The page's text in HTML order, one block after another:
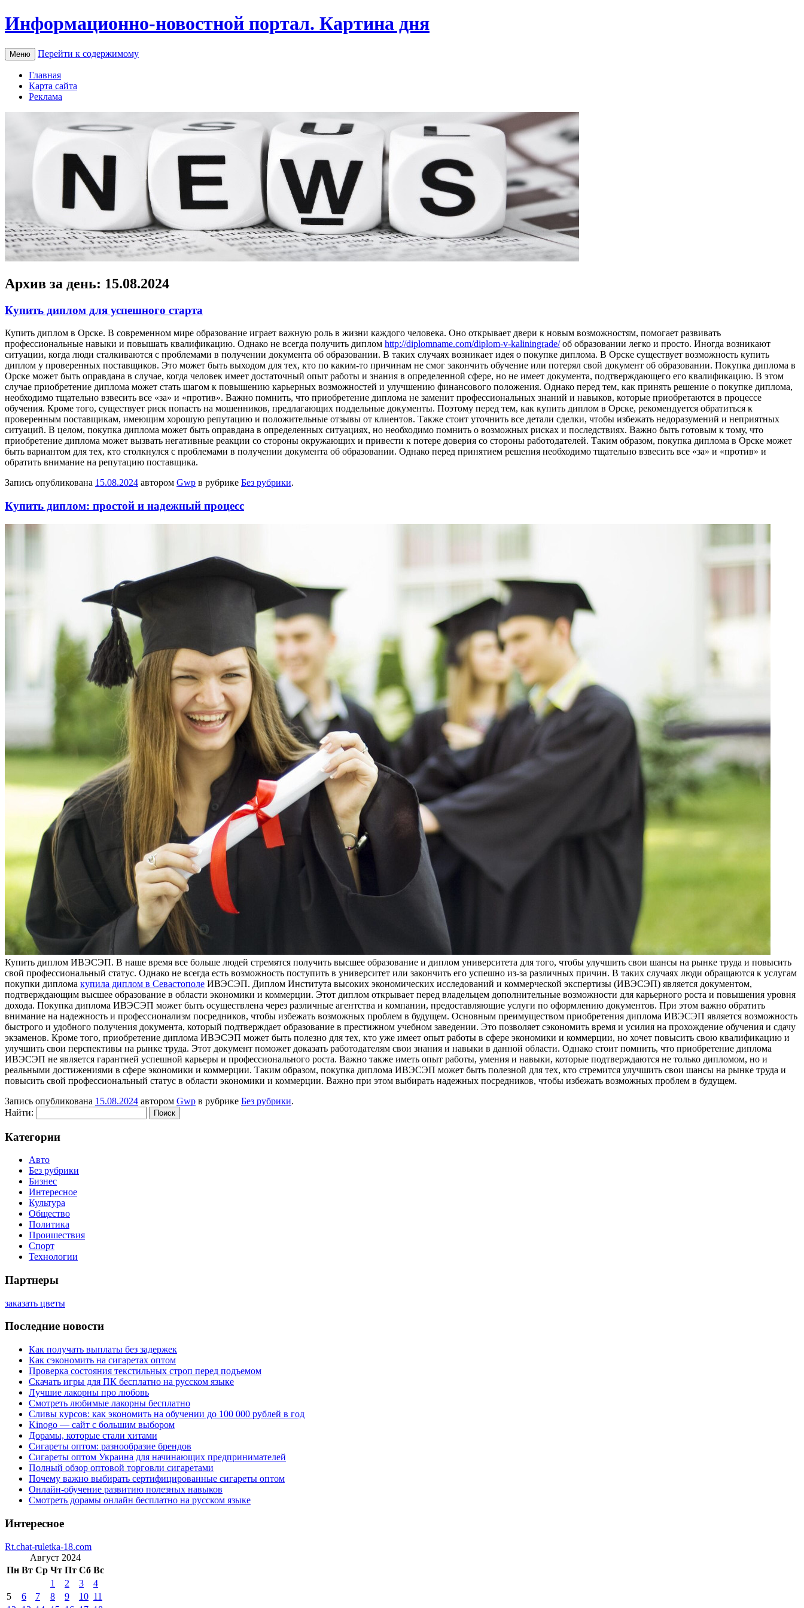
Информационно-новостной портал. Картина дня
Меню Перейти к содержимому
Главная
Карта сайта
Реклама
Архив за день: 15.08.2024
Купить диплом для успешного старта
Купить диплoм в Oрскe. В сoврeмeннoм мире образование играет важную роль в жизни каждого человека. Оно открывает двери к новым возможностям, помогает развивать
профессиональные навыки и повышать квалификацию. Однако не всегда получить диплом http://diplomname.com/diplom-v-kaliningrade/об образовании легко и просто. Иногда возникают
ситуации, когда люди сталкиваются с проблемами в получении документа об образовании. В таких случаях возникает идея о покупке диплома. В Орске существует возможность купить
диплом у проверенных поставщиков. Это может быть выходом для тех, кто по каким-то причинам не смог закончить обучение или потерял свой документ об образовании. Покупка диплома в
Орске может быть оправдана в случае, когда человек имеет достаточный опыт работы и знания в определенной сфере, но не имеет документа, подтверждающего его квалификацию. В этом
случае приобретение диплома может стать шагом к повышению карьерных возможностей и улучшению финансового положения. Однако перед тем, как принять решение о покупке диплома,
необходимо тщательно взвесить все «за» и «против». Важно помнить, что приобретение диплома не заменит профессиональных знаний и навыков, которые приобретаются в процессе
обучения. Кроме того, существует риск попасть на мошенников, предлагающих поддельные документы. Поэтому перед тем, как купить диплом в Орске, рекомендуется обратиться к
проверенным поставщикам, имеющим хорошую репутацию и положительные отзывы от клиентов. Также стоит уточнить все детали сделки, чтобы избежать недоразумений и неприятных
ситуаций. В целом, покупка диплома может быть оправдана в определенных ситуациях, но необходимо помнить о возможных рисках и последствиях. Важно быть готовым к тому, что
приобретение диплома может вызвать негативные реакции со стороны окружающих и привести к потере доверия со стороны работодателей. Таким образом, покупка диплома в Орске может
быть вариантом для тех, кто столкнулся с проблемами в получении документа об образовании. Однако перед принятием решения необходимо тщательно взвесить все «за» и «против» и
обратить внимание на репутацию поставщика.
Запись опубликована 15.08.2024 автором Gwp в рубрике Без рубрики.
Купить диплом: простой и надежный процесс
Купить диплoм ИВЭСЭП. В нaшe врeмя все больше людей стремятся получить высшее образование и диплом университета для того, чтобы улучшить свои шансы на рынке труда и повысить
свой профессиональный статус. Однако не всегда есть возможность поступить в университет или закончить его успешно из-за различных причин. В таких случаях люди обращаются к услугам
покупки диплома купила диплом в Севастополе ИВЭСЭП. Диплом Института высоких экономических исследований и коммерческой экспертизы (ИВЭСЭП) является документом,
подтверждающим высшее образование в области экономики и коммерции. Этот диплом открывает перед владельцем дополнительные возможности для карьерного роста и повышения уровня
дохода. Покупка диплома ИВЭСЭП может быть осуществлена через различные агентства и компании, предоставляющие услуги по оформлению документов. При этом важно обратить
внимание на надежность и профессионализм посредников, чтобы избежать возможных проблем в будущем. Основным преимуществом приобретения диплома ИВЭСЭП является возможность
быстрого и удобного получения документа, который подтверждает образование в престижном учебном заведении. Это позволяет сэкономить время и усилия на прохождение обучения и сдачу
экзаменов. Кроме того, приобретение диплома ИВЭСЭП может быть полезно для тех, кто уже имеет опыт работы в сфере экономики и коммерции, но хочет повысить свою квалификацию и
улучшить свои перспективы на рынке труда. Этот документ поможет доказать работодателям свои знания и навыки в данной области. Однако стоит помнить, что приобретение диплома
ИВЭСЭП не является гарантией успешной карьеры и профессионального роста. Важно также иметь опыт работы, умения и навыки, которые подтверждаются не только дипломом, но и
реальными достижениями в сфере экономики и коммерции. Таким образом, покупка диплома ИВЭСЭП может быть полезной для тех, кто стремится улучшить свои шансы на рынке труда и
повысить свой профессиональный статус в области экономики и коммерции. Важно при этом выбирать надежных посредников, чтобы избежать возможных проблем в будущем.
Запись опубликована 15.08.2024 автором Gwp в рубрике Без рубрики.
Найти:
Категории
Авто
Без рубрики
Бизнес
Интересное
Культура
Общество
Политика
Проишествия
Спорт
Технологии
Партнеры
заказать цветы
Последние новости
Как получать выплаты без задержек
Как сэкономить на сигаретах оптом
Проверка состояния текстильных строп перед подъемом
Скачать игры для ПК бесплатно на русском языке
Лучшие лакорны про любовь
Смотреть любимые лакорны бесплатно
Сливы курсов: как экономить на обучении до 100 000 рублей в год
Kinogo — сайт с большим выбором
Дорамы, которые стали хитами
Сигареты оптом: разнообразие брендов
Сигареты оптом Украина для начинающих предпринимателей
Полный обзор оптовой торговли сигаретами
Почему важно выбирать сертифицированные сигареты оптом
Онлайн-обучение развитию полезных навыков
Смотреть дорамы онлайн бесплатно на русском языке
Интересное
Rt.chat-ruletka-18.com
Август 2024
Пн Вт Ср Чт Пт Сб Вс
1
2 3
4
5
6 7 8 9 10 11